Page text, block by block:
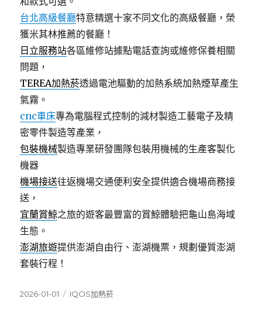
台北高級餐廳特意精選十家不同文化的高級餐廳，榮
獲米其林推薦的餐廳！
日立服務站各區維修站據點電話查詢或維修保養相關
問題，
TEREA加熱菸透過電池驅動的加熱系統加熱煙草產生
氣霧。
cnc車床專為電腦程式控制的減材製造工藝電子及精
密零件製造等產業，
包裝機械製造專業研發團隊包裝用機械的生產客製化
機器
機場接送往返機場交通便利安全提供適合機場商務接
送，
宜蘭賞鯨之旅的遊客最豐富的賞鯨體驗把龜山島海域
生態。
澎湖旅遊提供澎湖自由行、澎湖機票，規劃優質澎湖
套裝行程！
發
2026-01-01
分
IQOS加熱菸